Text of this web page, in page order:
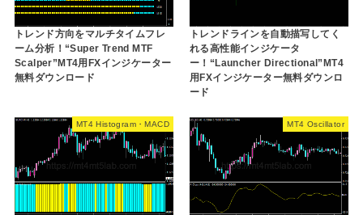
トレンド方向をマルチタイムフレ
ーム分析！“Super Trend MTF
Scalper”MT4用FXインジケーター
無料ダウンロード
トレンドラインを自動描写してく
れる高性能インジケータ
ー！“Launcher Directional”MT4
用FXインジケーター無料ダウンロ
ード
MT4 Histogram・MACD MT4 Oscillator